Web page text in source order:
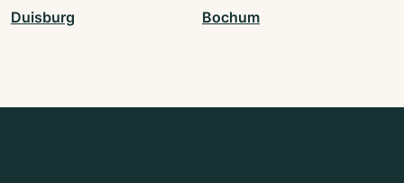
Duisburg Bochum